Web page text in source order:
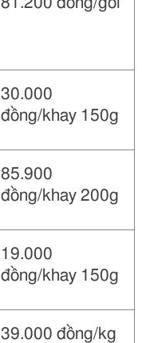
30.000
đồng/khay 150g
85.900
đồng/khay 200g
19.000
đồng/khay 150g
39.000 đồng/kg